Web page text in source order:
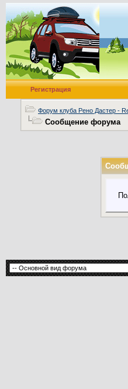
Регистрация
Форум клуба Рено Дастер -
Сообщение форума